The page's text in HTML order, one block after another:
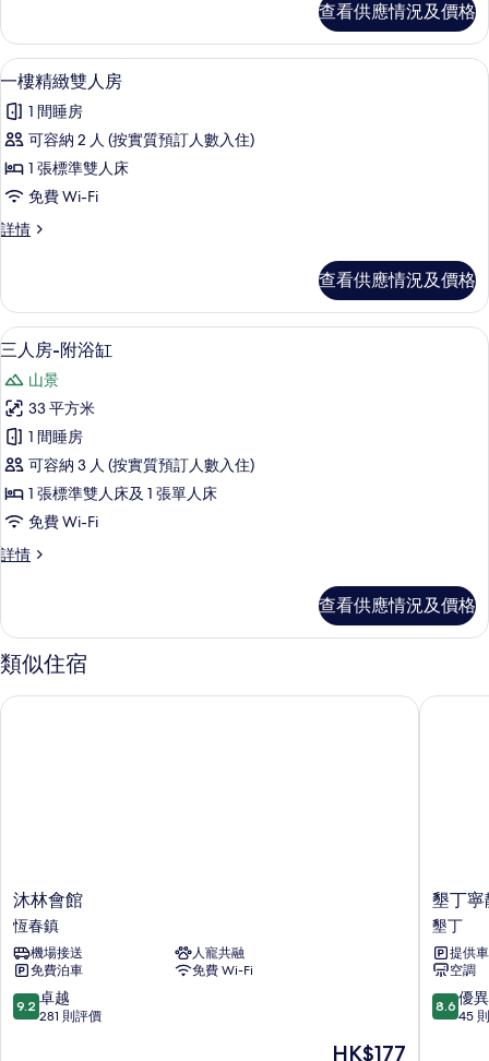
附
露
台
的
相
片
房-
附
露
詳
情
查看供應情況及價格
載
入
所
有
一
精
雙
人
房
的
相
片
一樓精緻雙人房 | 遮光窗簾/窗簾、免
6
一樓精緻雙人房
1 間睡房
可容納 2 人 (按實質預訂人數入住)
1 張標準雙人床
免費 Wi-Fi
詳情
一
雙
人
房
情
查看供應情況及價格
載
入
所
有
三
人
房-
浴
的
相
片
三人房-附浴缸 | 遮光窗簾/窗簾、免費
8
三人房-附浴缸
山景
33 平方米
1 間睡房
可容納 3 人 (按實質預訂人數入住)
1 張標準雙人床及 1 張單人床
免費 Wi-Fi
詳情
三
浴
缸
詳
查看供應情況及價格
類似住宿
沐
林
會
館
恆
春
鎮
沐林會館
恆春鎮
機場接送
人寵共融
免費泊車
免費 Wi-Fi
9.2
分
9.2 卓越
281 則評價
現
HK$177
沐林會館
墾
丁
寧
靜
海
渡
假
墾丁寧
墾丁
提供
空調
8.6
分
8.6 優異
45
墾丁寧